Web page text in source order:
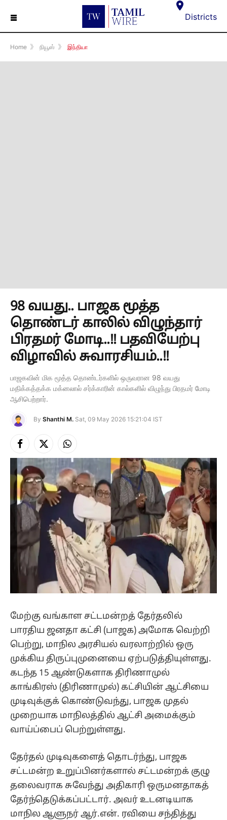
☰ Districts
Home 》 நியூஸ் 》 இந்தியா
98 வயது.. பாஜக மூத்த
தொண்டர் காலில் விழுந்தார்
பிரதமர் மோடி..!! பதவியேற்பு
விழாவில் சுவாரசியம்..!!
பாஜகவின் மிக மூத்த தொண்டர்களில் ஒருவரான 98 வயது
மதிக்கத்தக்க மக்னலால் சர்க்காரின் கால்களில் விழுந்து பிரதமர் மோடி
ஆசிபெற்றார்.
By Shanthi M. Sat, 09 May 2026 15:21:04 IST
Facebook
X
(Twitter)
Instagram
மேற்கு வங்காள சட்டமன்றத் தேர்தலில்
பாரதிய ஜனதா கட்சி (பாஜக) அமோக வெற்றி
பெற்று, மாநில அரசியல் வரலாற்றில் ஒரு
முக்கிய திருப்புமுனையை ஏற்படுத்தியுள்ளது.
கடந்த 15 ஆண்டுகளாக திரிணாமுல்
காங்கிரஸ் (திரிணாமுல்) கட்சியின் ஆட்சியை
முடிவுக்குக் கொண்டுவந்து, பாஜக முதல்
முறையாக மாநிலத்தில் ஆட்சி அமைக்கும்
வாய்ப்பைப் பெற்றுள்ளது.
தேர்தல் முடிவுகளைத் தொடர்ந்து, பாஜக
சட்டமன்ற உறுப்பினர்களால் சட்டமன்றக் குழு
தலைவராக சுவேந்து அதிகாரி ஒருமனதாகத்
தேர்ந்தெடுக்கப்பட்டார். அவர் உடனடியாக
மாநில ஆளுநர் ஆர்.என். ரவியை சந்தித்து